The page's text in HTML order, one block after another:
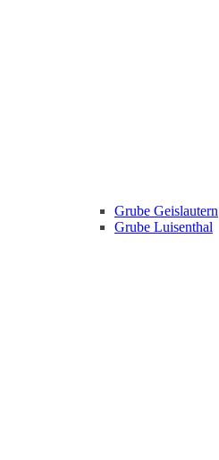
Grube Geislautern
Grube Luisenthal